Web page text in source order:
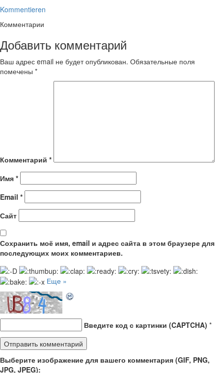
Kommentieren
Комментарии
Добавить комментарий
Ваш адрес email не будет опубликован. Обязательные поля
помечены *
Комментарий *
Имя *
Email *
Сайт
Сохранить моё имя, email и адрес сайта в этом браузере для
последующих моих комментариев.
Еще »
Введите код с картинки (CAPTCHA) *
Выберите изображение для вашего комментария (GIF, PNG,
JPG, JPEG):